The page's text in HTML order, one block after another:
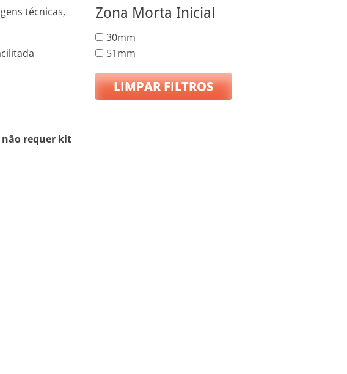
técnicas,
não requer kit
Zona Morta Inicial
30mm
51mm
LIMPAR FILTROS